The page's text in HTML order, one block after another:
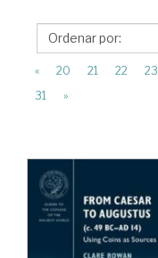
Cambridge
University
Press
« 20 21 22 23
31
»